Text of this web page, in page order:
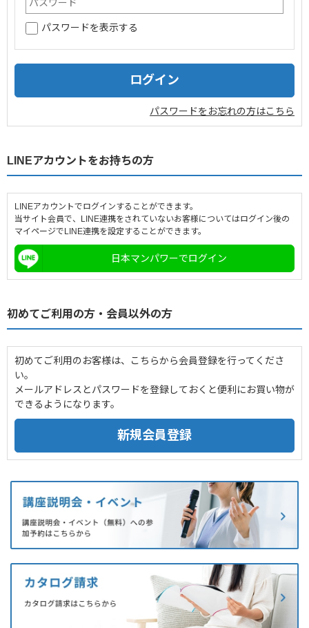
法人のお客様
企業情報
採用情報
パスワードを表示する
パスワードをお忘れの方はこちら
LINEアカウントをお持ちの方
LINEアカウントでログインすることができます。
当サイト会員で、LINE連携をされていないお客様についてはログイン後の
マイページでLINE連携を設定することができます。
日本マンパワーでログイン
初めてご利用の方・会員以外の方
初めてご利用のお客様は、こちらから会員登録を行ってくださ
い。
メールアドレスとパスワードを登録しておくと便利にお買い物が
できるようになります。